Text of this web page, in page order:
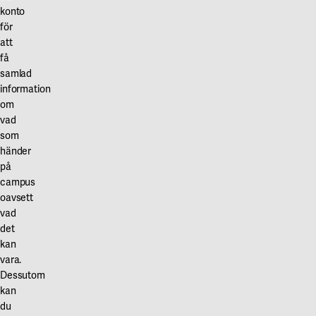
Gävle
Skövde
Högskolan i Skövde
Borås
Innovation och forskningssamverkan
konto
för
att
få
samlad
information
om
vad
som
händer
på
campus
oavsett
vad
det
kan
vara.
Dessutom
kan
du